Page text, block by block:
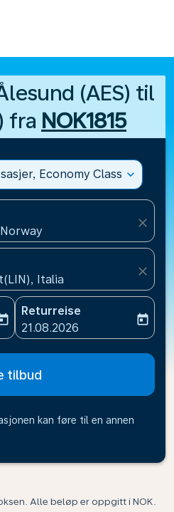
(AES) til
fra NOK1815
Economy Class expand_more
close
Italia
close
date-aria-label
Returreise
fc-booking-return-date-
21.08.2026
today
tilbud
kan føre til en annen
Alle beløp er oppgitt i NOK.